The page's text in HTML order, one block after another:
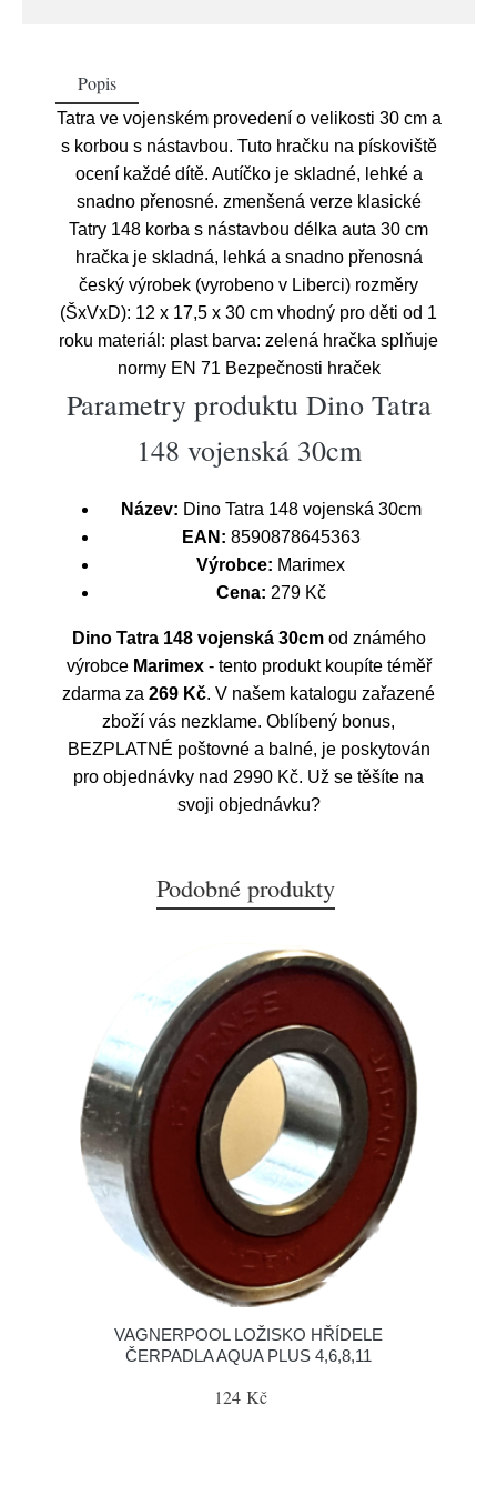
Popis
Tatra ve vojenském provedení o velikosti 30 cm a
s korbou s nástavbou. Tuto hračku na pískoviště
ocení každé dítě. Autíčko je skladné, lehké a
snadno přenosné. zmenšená verze klasické
Tatry 148 korba s nástavbou délka auta 30 cm
hračka je skladná, lehká a snadno přenosná
český výrobek (vyrobeno v Liberci) rozměry
(ŠxVxD): 12 x 17,5 x 30 cm vhodný pro děti od 1
roku materiál: plast barva: zelená hračka splňuje
normy EN 71 Bezpečnosti hraček
Parametry produktu Dino Tatra
148 vojenská 30cm
Název: Dino Tatra 148 vojenská 30cm
EAN: 8590878645363
Výrobce: Marimex
Cena: 279 Kč
Dino Tatra 148 vojenská 30cmod známého
výrobce Marimex- tento produkt koupíte téměř
zdarma za 269 Kč. V našem katalogu zařazené
zboží vás nezklame. Oblíbený bonus,
BEZPLATNÉ poštovné a balné, je poskytován
pro objednávky nad 2990 Kč. Už se těšíte na
svoji objednávku?
Podobné produkty
VAGNERPOOL LOŽISKO HŘÍDELE
ČERPADLA AQUA PLUS 4,6,8,11
124 Kč